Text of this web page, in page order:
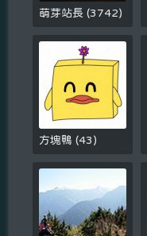
萌芽站長(3742)
方塊鴨(43 )